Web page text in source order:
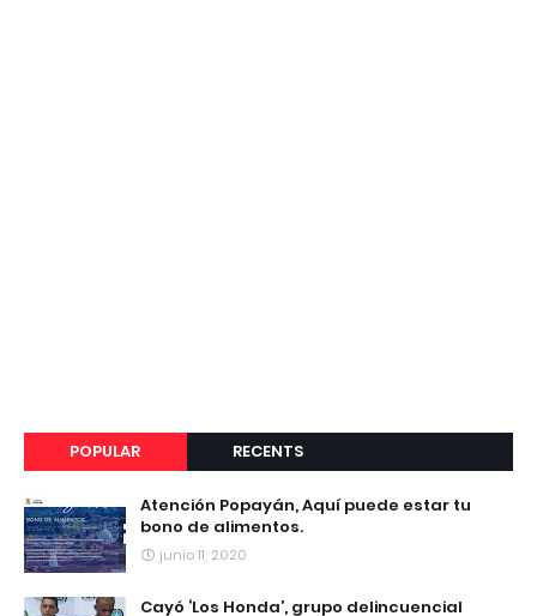
POPULAR RECENTS
Atención Popayán, Aquí puede estar tu
bono de alimentos.
junio 11, 2020
Cayó ‘Los Honda’, grupo delincuencial